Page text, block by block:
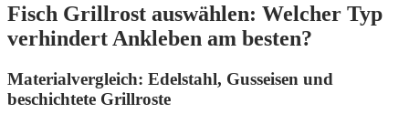
Fisch Grillrost auswählen: Welcher Typ
verhindert Ankleben am besten?
Materialvergleich: Edelstahl, Gusseisen und
beschichtete Grillroste